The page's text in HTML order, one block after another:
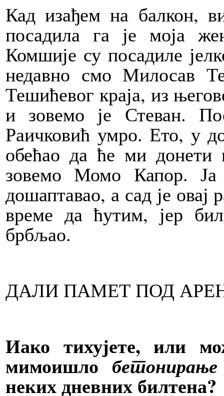
Кад изађем на балкон,
посадила га је моја
Комшије су посадиле
недавно смо Милосав
Тешићевог краја, из
и зовемо је Стеван.
Раичковић умро. Ето, у
обећао да ће ми
зовемо Момо Капор.
дошаптавао, а сад је овај
време да ћутим, јер
брбљао.
ДАЛИ ПАМЕТ ПОД
Иако тихујете, или
мимоишло бетонирање
неких дневних билтена?